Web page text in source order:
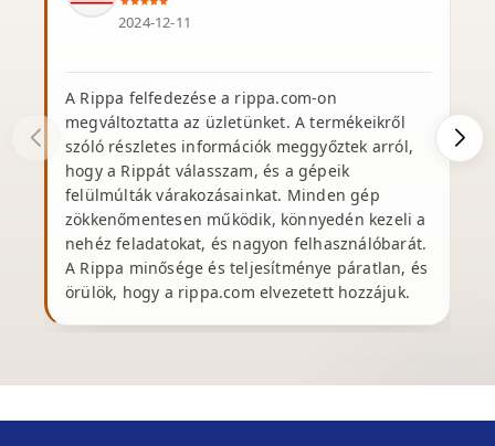
2024-12-11
A Rippa felfedezése a rippa.com-on
megváltoztatta az üzletünket. A termékeikről
szóló részletes információk meggyőztek arról,
hogy a Rippát válasszam, és a gépeik
felülmúlták várakozásainkat. Minden gép
zökkenőmentesen működik, könnyedén kezeli a
nehéz feladatokat, és nagyon felhasználóbarát.
A Rippa minősége és teljesítménye páratlan, és
örülök, hogy a rippa.com elvezetett hozzájuk.